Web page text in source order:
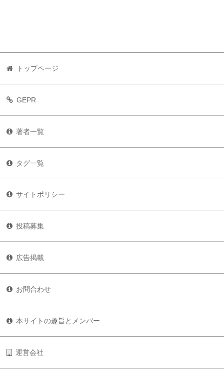
トップページ
GEPR
著者一覧
タグ一覧
サイトポリシー
投稿募集
広告掲載
お問合わせ
本サイトの趣旨とメンバー
運営会社